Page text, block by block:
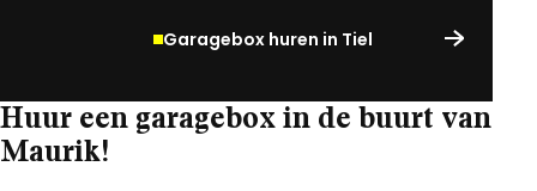
Garagebox huren in Tiel
Huur een garagebox in de buurt van
Maurik!